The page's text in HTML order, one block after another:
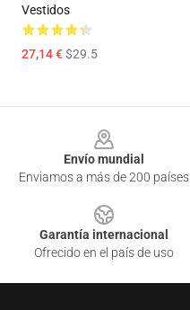
Vestidos
27,14 €$29.5
Envío mundial
Enviamos a más de 200 países
Garantía internacional
Ofrecido en el país de uso